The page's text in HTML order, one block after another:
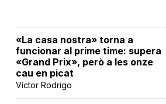
«La casa nostra» torna a
funcionar al prime time: supera
«Grand Prix», però a les onze
cau en picat
Víctor Rodrigo